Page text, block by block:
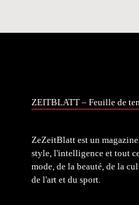
ZEITBLATT – Feuille de
ZeZeitBlatt est un
style, l'intelligence et tout
mode, de la beauté, de la
de l'art et du sport.